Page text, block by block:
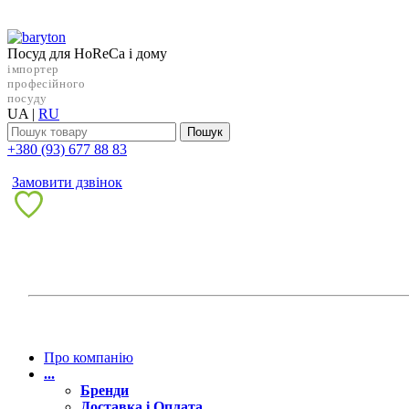
Посуд для HoReCa і дому
імпортер
професійного
посуду
UA | RU
Пошук
+38‎0 (93) 677 88 83
Замовити дзвінок
Про компанію
...
Бренди